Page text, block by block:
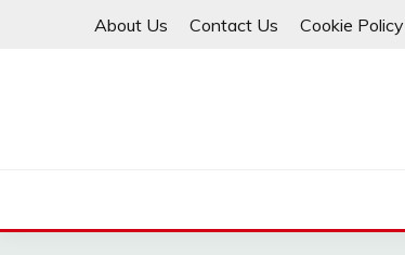
About Us Contact Us Cookie Policy